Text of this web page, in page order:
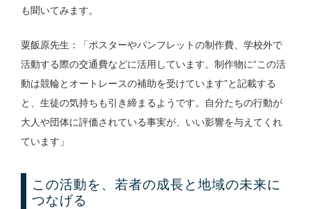
も聞いてみます。
粟飯原先生：「ポスターやパンフレットの制作費、学校外で
活動する際の交通費などに活用しています。制作物に“この活
動は競輪とオートレースの補助を受けています”と記載する
と、生徒の気持ちも引き締まるようです。自分たちの行動が
大人や団体に評価されている事実が、いい影響を与えてくれ
ています」
この活動を、若者の成長と地域の未来に
つなげる